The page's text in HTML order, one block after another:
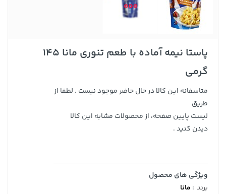
پاستا نیمه آماده با طعم تنوری مانا 145
گرمی
متاسفانه این کالا در حال حاضر موجود نیست . لطفا از
طریق
لیست پایین صفحه، از محصولات مشابه این کالا
دیدن کنید .
ویژگی های محصول
برند : مانا